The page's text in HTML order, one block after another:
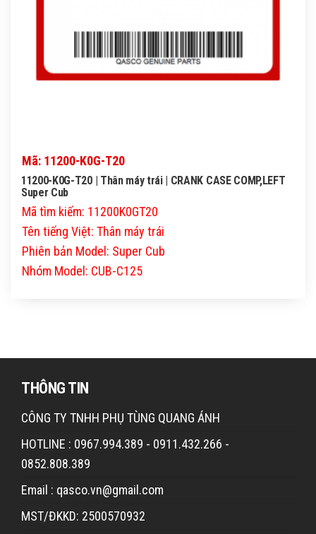
Mã: 11200-K0G-T20
11200-K0G-T20 | Thân máy trái | CRANK CASE COMP,LEFT
Super Cub
Mã tìm kiếm: 11200K0GT20
Tên tiếng Việt: Thân máy trái
Phiên bản Model: Super Cub
Nhóm Model: CUB-C125
THÔNG TIN
CÔNG TY TNHH PHỤ TÙNG QUANG ÁNH
HOTLINE : 0967.994.389 - 0911.432.266 -
0852.808.389
Email : qasco.vn@gmail.com
MST/ĐKKD: 2500570932